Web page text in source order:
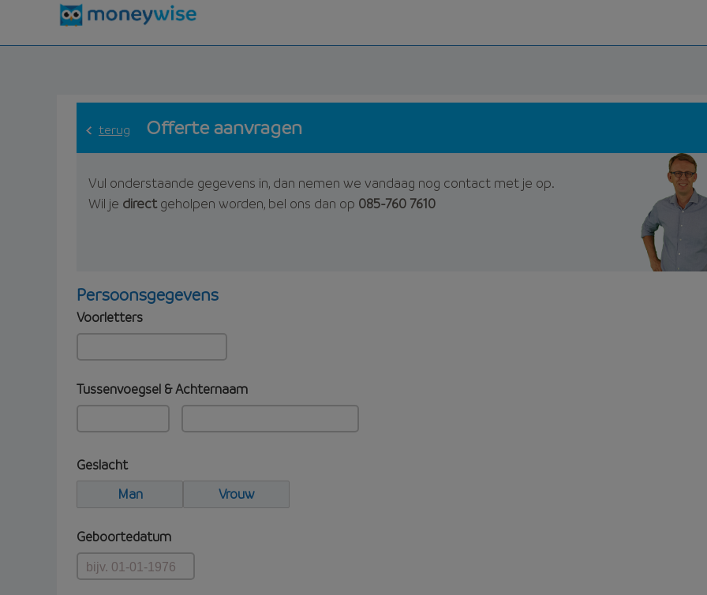
terug Offerte aanvragen
Vul onderstaande gegevens in, dan nemen we vandaag nog contact met je op.
Wil je directgeholpen worden, bel ons dan op 085-760 7610
Persoonsgegevens
Voorletters
Tussenvoegsel & Achternaam
Geslacht
Man
Vrouw
Geboortedatum